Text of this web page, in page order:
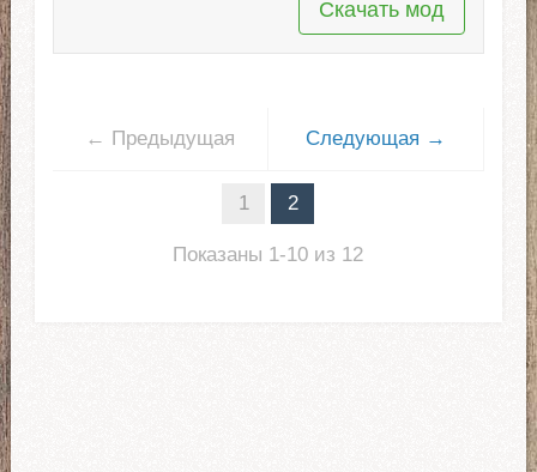
Скачать мод
← Предыдущая Следующая →
1 2
Показаны 1-10 из 12